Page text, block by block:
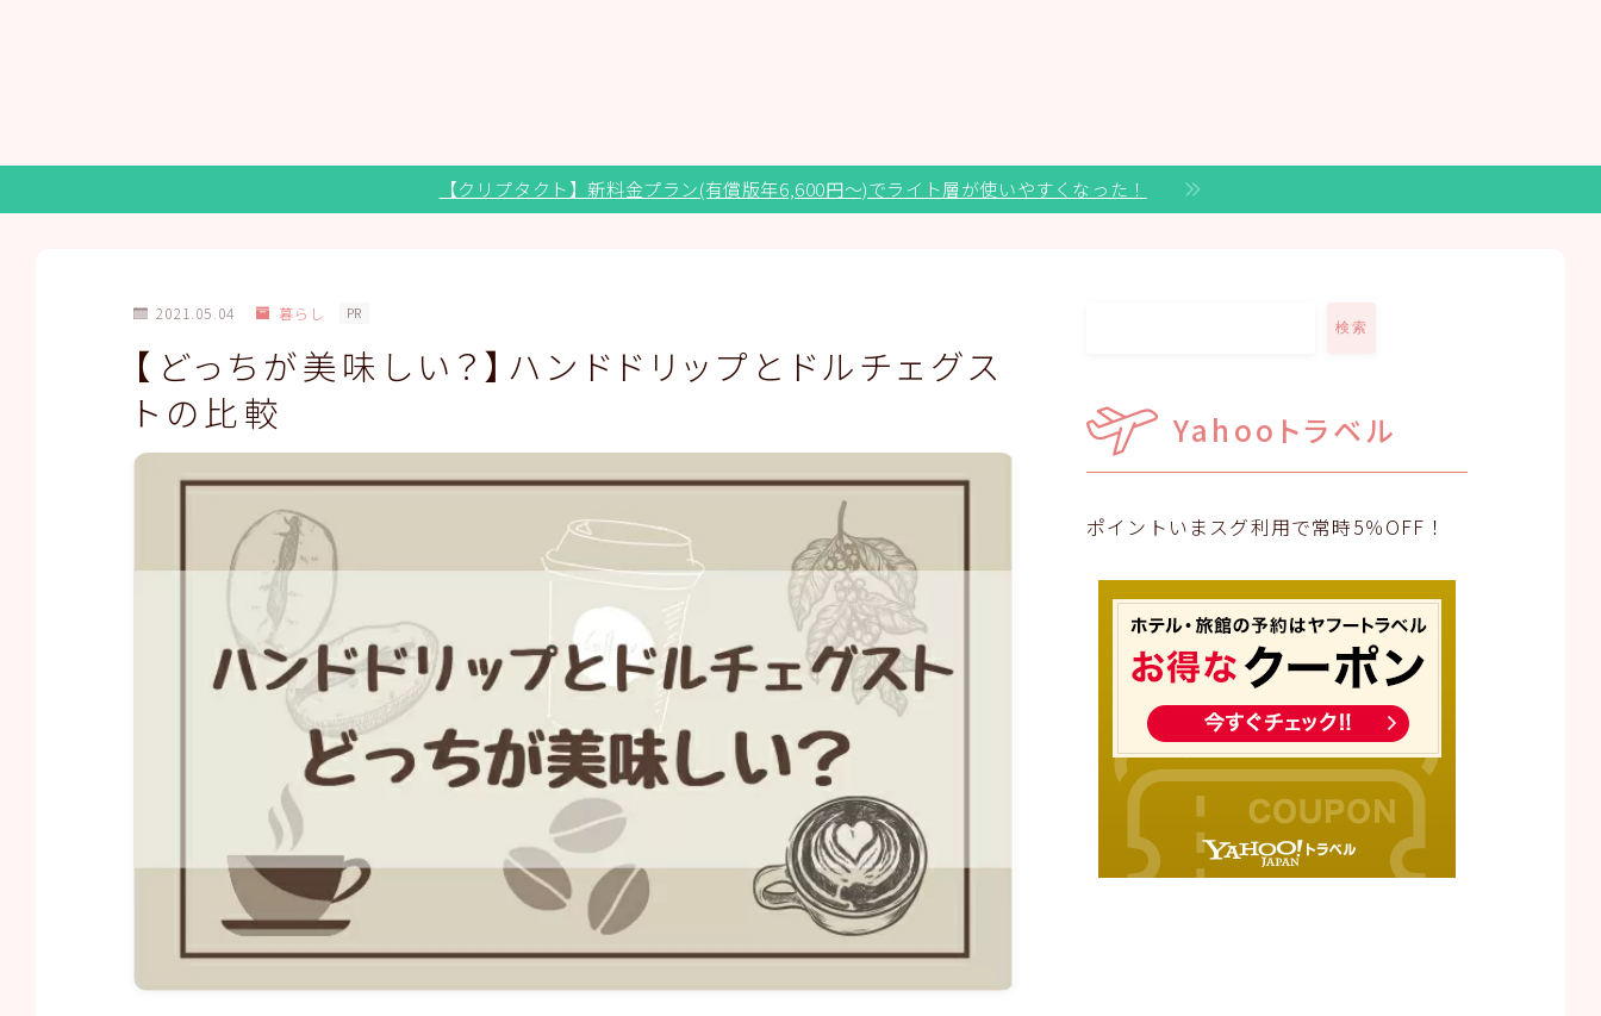
【クリプタクト】新料金プラン(有償版年6,600円～)でライト層が使いやすくなった！
2021.05.04 暮らし PR
【どっちが美味しい？】ハンドドリップとドルチェグス
トの比較
検索
Yahooトラベル
ポイントいまスグ利用で常時5％OFF！